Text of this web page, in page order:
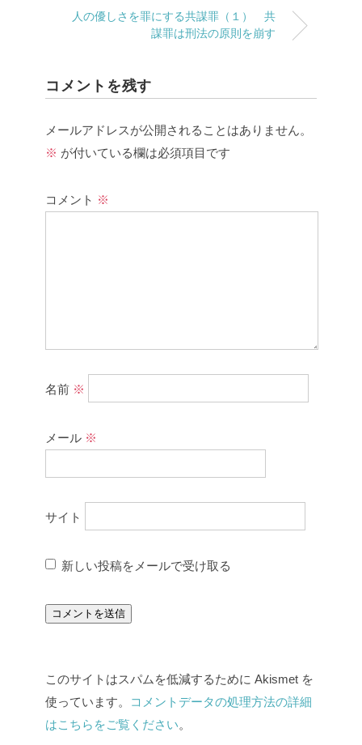
人の優しさを罪にする共謀罪（１） 共
謀罪は刑法の原則を崩す
コメントを残す
メールアドレスが公開されることはありません。
※ が付いている欄は必須項目です
コメント ※
名前 ※
メール ※
サイト
新しい投稿をメールで受け取る
このサイトはスパムを低減するために Akismet を
使っています。
コメントデータの処理方法の詳細
はこちらをご覧ください。